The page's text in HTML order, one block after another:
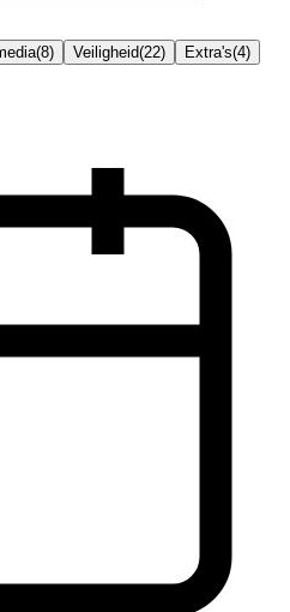
(8) Veiligheid(22) Extra's(4)